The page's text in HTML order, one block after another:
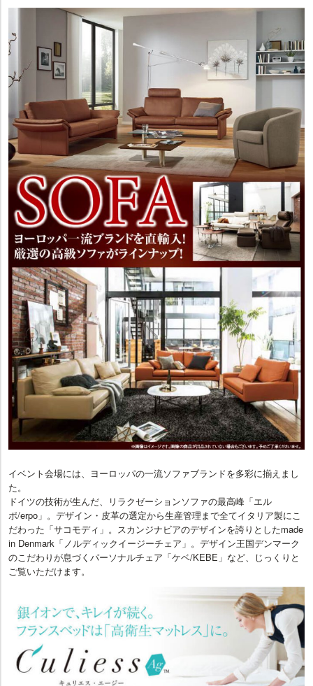
イベント会場には、ヨーロッパの一流ソファブランドを多彩に揃えまし
た。
ドイツの技術が生んだ、リラクゼーションソファの最高峰「エル
ポ/erpo」。デザイン・皮革の選定から生産管理まで全てイタリア製にこ
だわった「サコモディ」。スカンジナビアのデザインを誇りとしたmade
in Denmark「ノルディックイージーチェア」。デザイン王国デンマーク
のこだわりが息づくパーソナルチェア「ケベ/KEBE」など、じっくりと
ご覧いただけます。